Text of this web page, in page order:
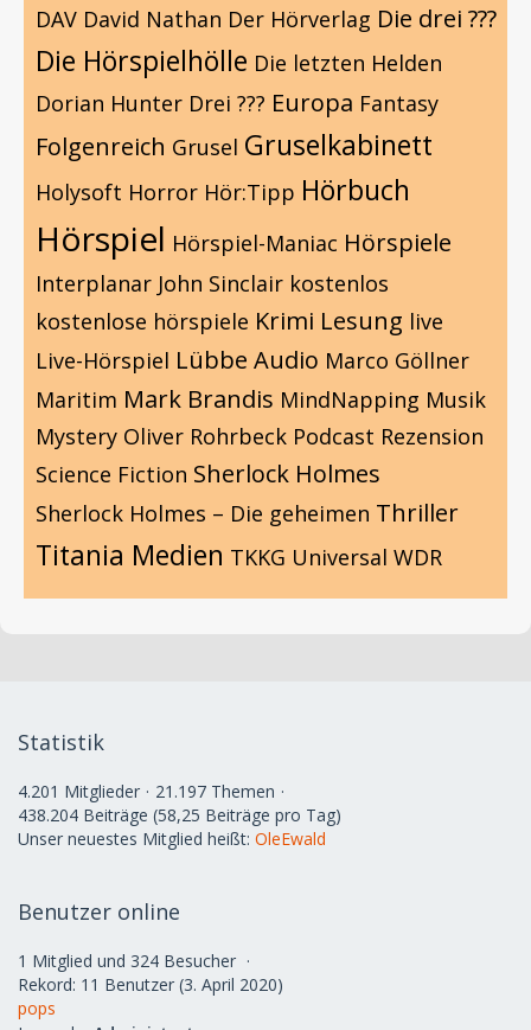
DAV David Nathan Der Hörverlag Die drei ???
Die Hörspielhölle Die letzten Helden
Dorian Hunter Drei ??? Europa Fantasy
Folgenreich Grusel Gruselkabinett
Holysoft Horror Hör:Tipp Hörbuch
Hörspiel Hörspiel-Maniac Hörspiele
Interplanar John Sinclair kostenlos
kostenlose hörspiele Krimi Lesung live
Live-Hörspiel Lübbe Audio Marco Göllner
Maritim Mark Brandis MindNapping Musik
Mystery Oliver Rohrbeck Podcast Rezension
Science Fiction Sherlock Holmes
Sherlock Holmes – Die geheimen Thriller
Titania Medien TKKG Universal WDR
Statistik
4.201 Mitglieder
21.197 Themen
438.204 Beiträge (58,25 Beiträge pro Tag)
Unser neuestes Mitglied heißt: OleEwald
Benutzer online
1 Mitglied und 324 Besucher
Rekord: 11 Benutzer (3. April 2020)
pops